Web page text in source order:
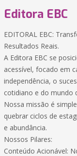
Editora EBC
EDITORAL EBC:
Resultados Reais.
A Editora EBC se
acessível, focado em
independência, o
cotidiano e do mundo
Nossa missão é
quebrar ciclos de
e abundância.
Nossos Pilares:
Conteúdo Acionável: